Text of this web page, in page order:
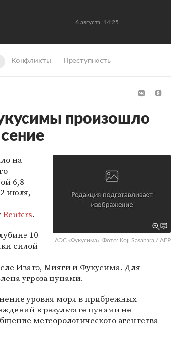
6 августа, 14:25
Конфликты Преступность
произошло
АЭС «Фукусима». Фото: Koji Sasahara / AFP
на
6,8
июля,
Reuters.
10
силой
Иватэ, Мияги и Фукусима. Для
угроза цунами.
уровня моря в прибрежных
в результате цунами не
метеорологического агентства